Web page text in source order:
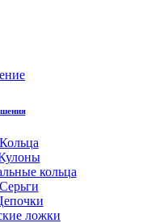
Кольца
кольца
Серьги
ложки